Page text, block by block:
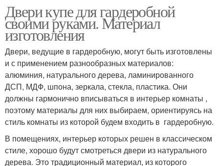
Двери купе для гардеробной
своими руками. Материал
изготовления
Двери, ведущие в гардеробную, могут быть изготовлены
и с применением разнообразных материалов:
алюминия, натурального дерева, ламинированного
ДСП, МДФ, шпона, зеркала, стекла, пластика. Они
должны гармонично вписываться в интерьер комнаты ,
поэтому материалы для них выбираем, ориентируясь на
стиль комнаты из которой будем входить в гардеробную.
В помещениях, интерьер которых решен в классическом
стиле, хорошо будут смотреться двери из натурального
дерева. Это традиционный материал, из которого